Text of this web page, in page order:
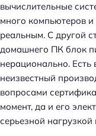
вычислительные
много компьютеров
реальным. С другой
домашнего ПК блок
нерационально. Есть
неизвестный
вопросами
момент, да и его
серьезной